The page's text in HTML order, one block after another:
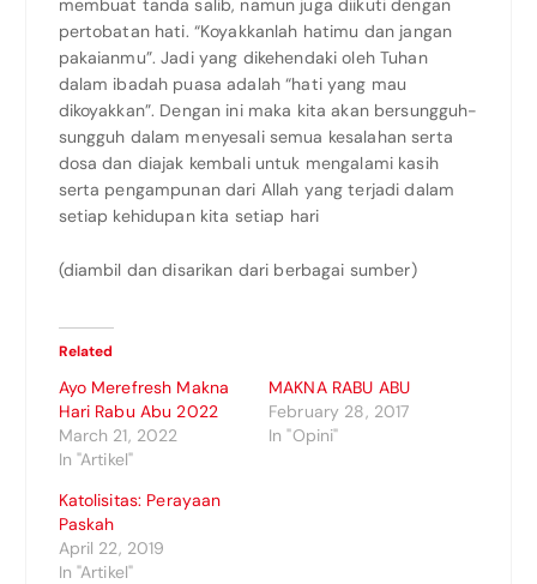
membuat tanda salib, namun juga diikuti dengan
pertobatan hati. “Koyakkanlah hatimu dan jangan
pakaianmu”. Jadi yang dikehendaki oleh Tuhan
dalam ibadah puasa adalah “hati yang mau
dikoyakkan”. Dengan ini maka kita akan bersungguh-
sungguh dalam menyesali semua kesalahan serta
dosa dan diajak kembali untuk mengalami kasih
serta pengampunan dari Allah yang terjadi dalam
setiap kehidupan kita setiap hari
(diambil dan disarikan dari berbagai sumber)
Related
Ayo Merefresh Makna
Hari Rabu Abu 2022
March 21, 2022
In "Artikel"
MAKNA RABU ABU
February 28, 2017
In "Opini"
Katolisitas: Perayaan
Paskah
April 22, 2019
In "Artikel"